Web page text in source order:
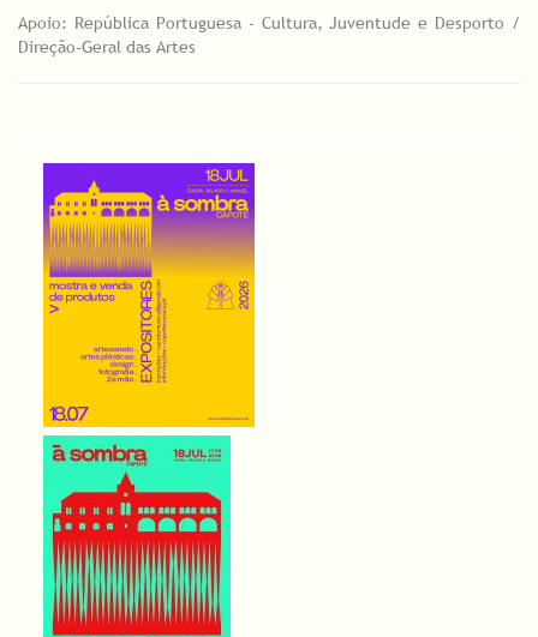
Apoio: República Portuguesa - Cultura, Juventude e Desporto /
Direção-Geral das Artes